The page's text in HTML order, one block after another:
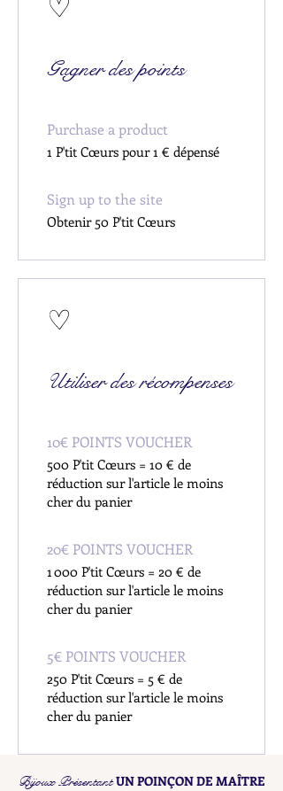
Gagner des points
Purchase a product
1 P'tit Cœurs pour 1 € dépensé
Sign up to the site
Obtenir 50 P'tit Cœurs
Utiliser des récompenses
10€ POINTS VOUCHER
500 P'tit Cœurs = 10 € de
réduction sur l'article le moins
cher du panier
20€ POINTS VOUCHER
1 000 P'tit Cœurs = 20 € de
réduction sur l'article le moins
cher du panier
5€ POINTS VOUCHER
250 P'tit Cœurs = 5 € de
réduction sur l'article le moins
cher du panier
Bijoux PrésentantUN POINÇON DE MAÎTRE